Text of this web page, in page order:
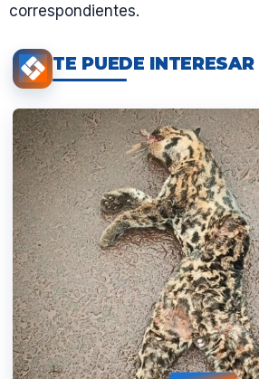
correspondientes.
TE PUEDE INTERESAR